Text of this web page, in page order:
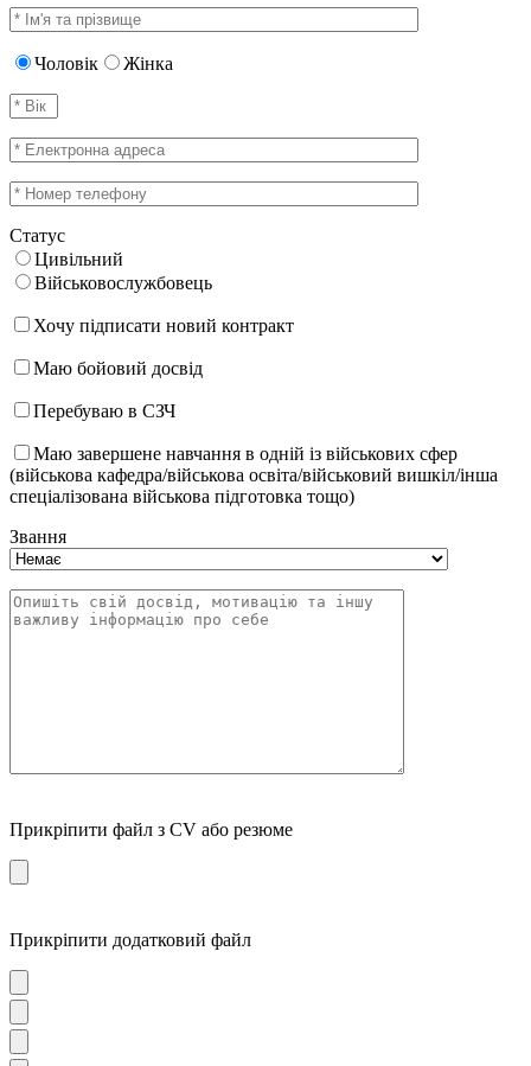
Чоловік Жінка
Статус
Цивільний
Військовослужбовець
Хочу підписати новий контракт
Маю бойовий досвід
Перебуваю в СЗЧ
Маю завершене навчання в одній із військових сфер
(військова кафедра/військова освіта/військовий вишкіл/інша
спеціалізована військова підготовка тощо)
Звання
Прикріпити файл з CV або резюме
Прикріпити додатковий файл